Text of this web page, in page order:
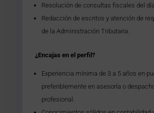
Resolución de consultas fiscales del día
Redacción de escritos y atención de
de la Administración Tributaria.
¿Encajas en el perfil?
Experiencia mínima de 3 a 5 años en
preferiblemente en asesoría o
profesional.